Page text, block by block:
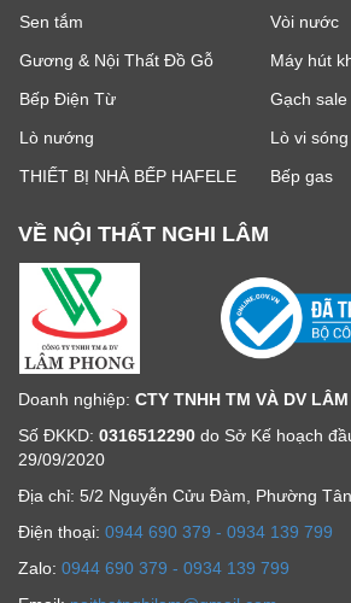
Sen tắm
Vòi nước
Gương & Nội Thất Đồ Gỗ
Máy hút
Bếp Điện Từ
Gạch
Lò nướng
Lò vi sóng
THIẾT BỊ NHÀ BẾP HAFELE
Bếp gas
VỀ NỘI THẤT NGHI LÂM
Doanh nghiệp: CTY TNHH TM VÀ DV LÂM
Số ĐKKD: 0316512290 do Sở Kế hoạch
29/09/2020
Địa chỉ: 5/2 Nguyễn Cửu Đàm, Phường
Ðiện thoại: 0944 690 379 - 0934 139 799
Zalo: 0944 690 379 - 0934 139 799